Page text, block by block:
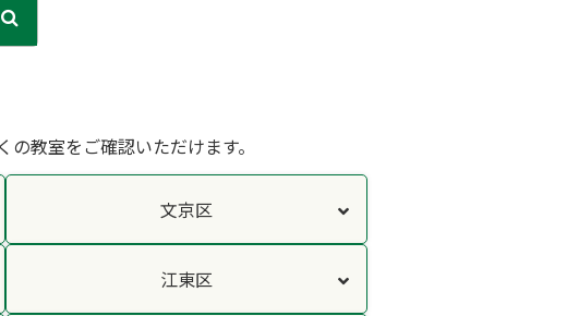
教室をご確認いただけます。
文京区
江東区